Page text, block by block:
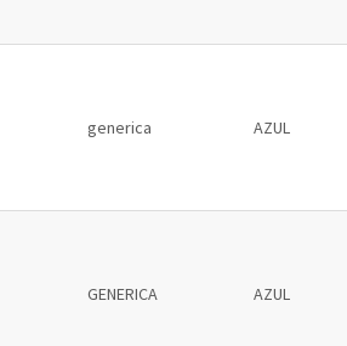
generica AZUL
GENERICA AZUL